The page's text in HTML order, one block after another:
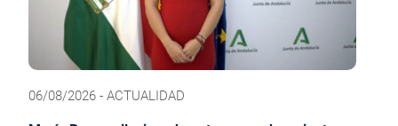
06/08/2026 - ACTUALIDAD